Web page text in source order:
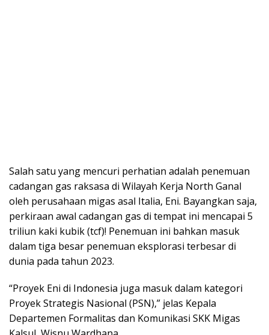
Salah satu yang mencuri perhatian adalah penemuan
cadangan gas raksasa di Wilayah Kerja North Ganal
oleh perusahaan migas asal Italia, Eni. Bayangkan saja,
perkiraan awal cadangan gas di tempat ini mencapai 5
triliun kaki kubik (tcf)! Penemuan ini bahkan masuk
dalam tiga besar penemuan eksplorasi terbesar di
dunia pada tahun 2023.
“Proyek Eni di Indonesia juga masuk dalam kategori
Proyek Strategis Nasional (PSN),” jelas Kepala
Departemen Formalitas dan Komunikasi SKK Migas